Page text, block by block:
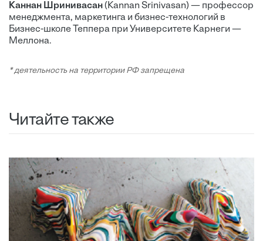
Каннан Шринивасан(Kannan Srinivasan) — профессор
менеджмента, маркетинга и бизнес-технологий в
Бизнес-школе Теппера при Университете Карнеги —
Меллона.
* деятельность на территории РФ запрещена
Читайте также